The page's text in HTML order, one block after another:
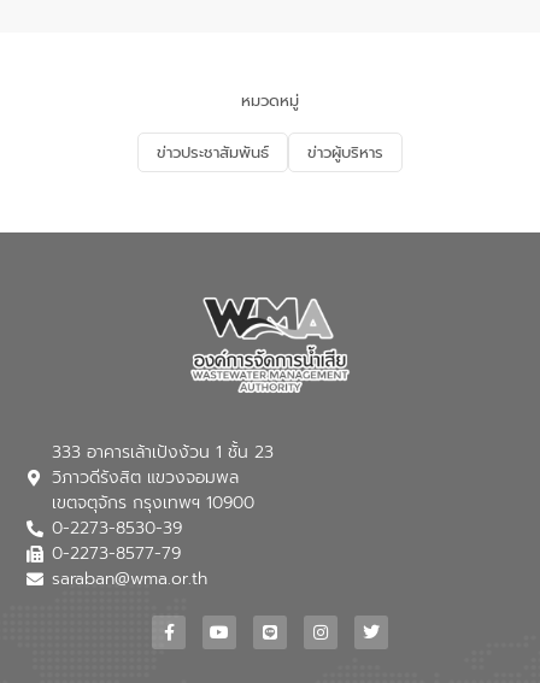
จัดการน้ำเสียและสร้างจิตสำนึกในการ
อนุรักษ์สิ่งแวดล้อม ในหัวข้อ “น้ำเสียชุมชน
และการบำบัดน้ำเสียเบื้องต้น” โดยให้ความรู้
เกี่ยวกับสาเหตุและผลกระทบของน้ำเสีย
ณ เทศบาลตำบลบางเลน จังหวัดนครปฐม
หมวดหมู่
ข่าวประชาสัมพันธ์ ข่าวผู้บริหาร
333 อาคารเล้าเป้งง้วน 1 ชั้น 23
วิภาวดีรังสิต แขวงจอมพล
เขตจตุจักร กรุงเทพฯ 10900
0-2273-8530-39
0-2273-8577-79
saraban@wma.or.th